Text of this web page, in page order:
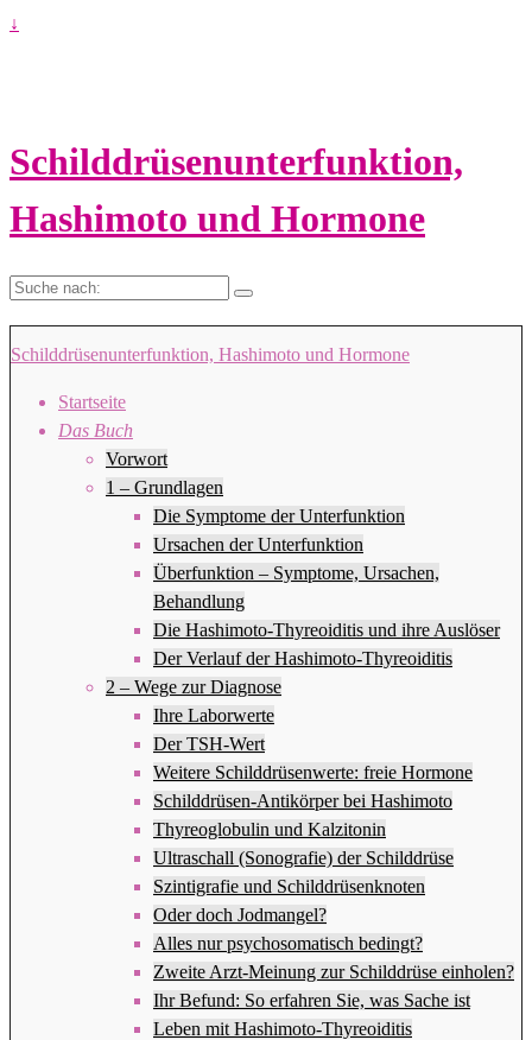
↓
Schilddrüsenunterfunktion,
Hashimoto und Hormone
Suche
Schilddrüsenunterfunktion, Hashimoto und Hormone
Startseite
Das Buch
Vorwort
1 – Grundlagen
Die Symptome der Unterfunktion
Ursachen der Unterfunktion
Überfunktion – Symptome, Ursachen,
Behandlung
Die Hashimoto-Thyreoiditis und ihre Auslöser
Der Verlauf der Hashimoto-Thyreoiditis
2 – Wege zur Diagnose
Ihre Laborwerte
Der TSH-Wert
Weitere Schilddrüsenwerte: freie Hormone
Schilddrüsen-Antikörper bei Hashimoto
Thyreoglobulin und Kalzitonin
Ultraschall (Sonografie) der Schilddrüse
Szintigrafie und Schilddrüsenknoten
Oder doch Jodmangel?
Alles nur psychosomatisch bedingt?
Zweite Arzt-Meinung zur Schilddrüse einholen?
Ihr Befund: So erfahren Sie, was Sache ist
Leben mit Hashimoto-Thyreoiditis